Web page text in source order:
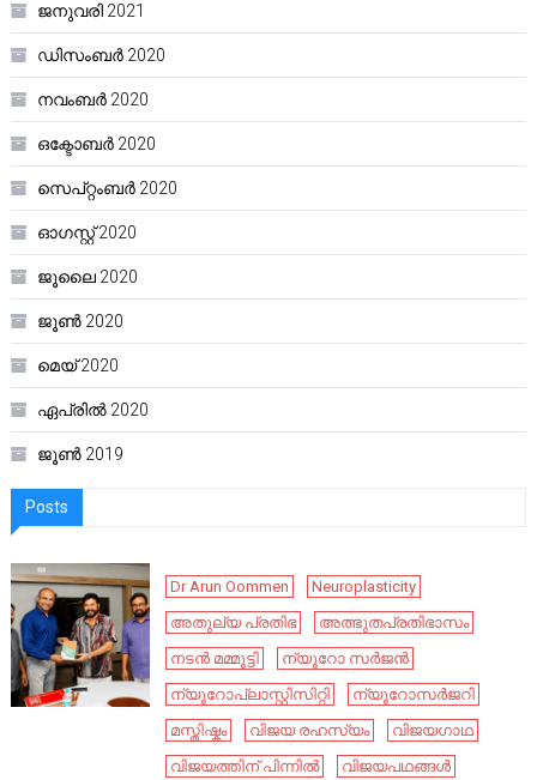
ജനുവരി 2021
ഡിസംബർ 2020
നവംബർ 2020
ഒക്ടോബർ 2020
സെപ്റ്റംബർ 2020
ഓഗസ്റ്റ്‌ 2020
ജൂലൈ 2020
ജൂൺ 2020
മെയ്‌ 2020
ഏപ്രിൽ 2020
ജൂൺ 2019
Posts
Dr Arun Oommen
Neuroplasticity
അതുല്യ പ്രതിഭ
അത്ഭുതപ്രതിഭാസം
നടൻ മമ്മൂട്ടി
ന്യൂറോ സർജൻ
ന്യൂറോപ്ലാസ്റ്റിസിറ്റി
ന്യൂറോസർജറി
മസ്തിഷ്കം
വിജയ രഹസ്യം
വിജയഗാഥ
വിജയത്തിന് പിന്നിൽ
വിജയപഥങ്ങൾ